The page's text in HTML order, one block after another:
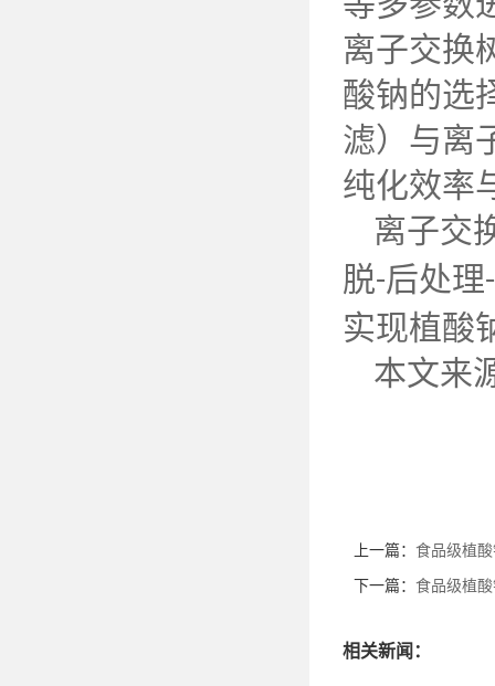
离子交换
酸钠的选
滤）与离
纯化效率
离子交
脱-后处理-
实现植酸
本文来
上一篇： 食品级植
下一篇： 食品级植
相关新闻：